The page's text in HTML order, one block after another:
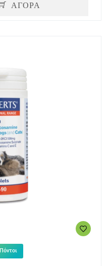
ΑΓΟΡΑ
Πόντοι